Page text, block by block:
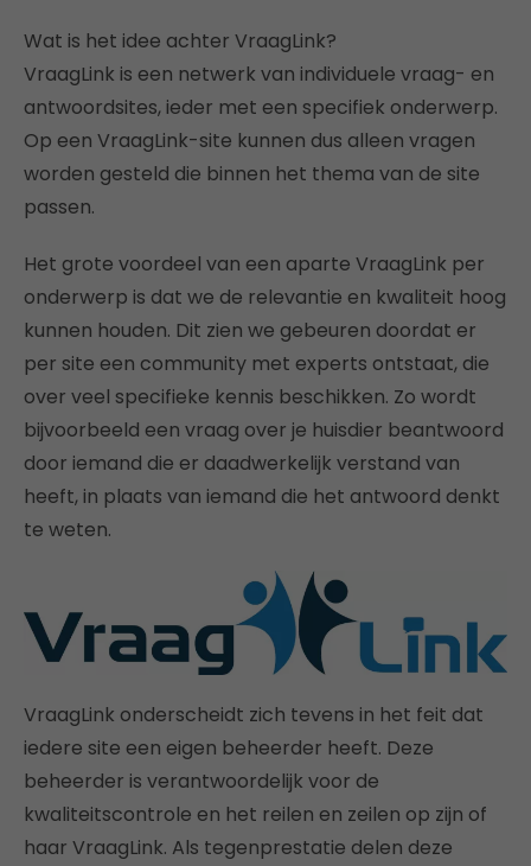
Wat is het idee achter VraagLink?
VraagLink is een netwerk van individuele vraag- en
antwoordsites, ieder met een specifiek onderwerp.
Op een VraagLink-site kunnen dus alleen vragen
worden gesteld die binnen het thema van de site
passen.
Het grote voordeel van een aparte VraagLink per
onderwerp is dat we de relevantie en kwaliteit hoog
kunnen houden. Dit zien we gebeuren doordat er
per site een community met experts ontstaat, die
over veel specifieke kennis beschikken. Zo wordt
bijvoorbeeld een vraag over je huisdier beantwoord
door iemand die er daadwerkelijk verstand van
heeft, in plaats van iemand die het antwoord denkt
te weten.
VraagLink onderscheidt zich tevens in het feit dat
iedere site een eigen beheerder heeft. Deze
beheerder is verantwoordelijk voor de
kwaliteitscontrole en het reilen en zeilen op zijn of
haar VraagLink. Als tegenprestatie delen deze